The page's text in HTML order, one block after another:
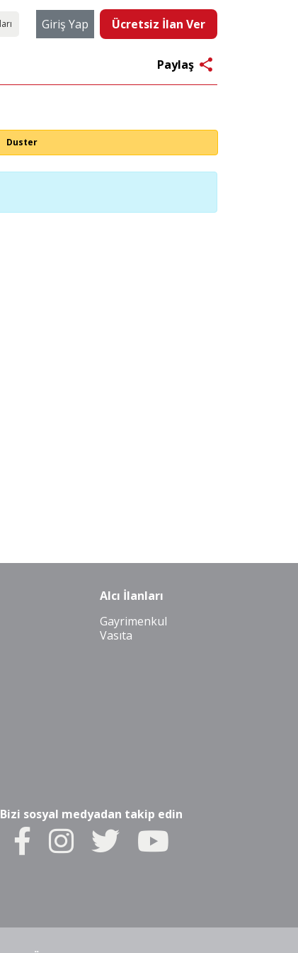
Giriş Yap Ücretsiz İlan Ver
Paylaş share
Duster
Alcı İlanları
Gayrimenkul
Vasıta
Bizi sosyal medyadan takip edin